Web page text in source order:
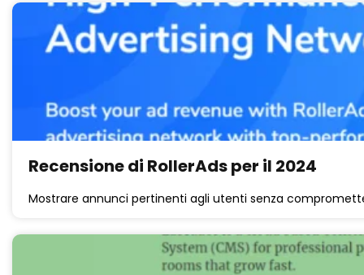
Recensione di RollerAds per il 2024
Mostrare annunci pertinenti agli utenti senza